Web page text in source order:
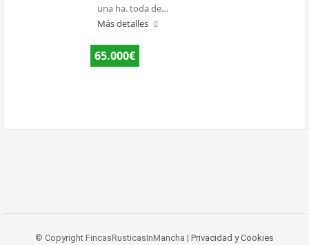
una ha. toda de…
Más detalles
65.000€
© Copyright FincasRusticasInMancha | Privacidad y Cookies